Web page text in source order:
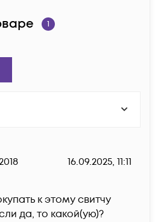
1
16.09.2025, 11:11
к этому свитчу
да, то какой(ую)?